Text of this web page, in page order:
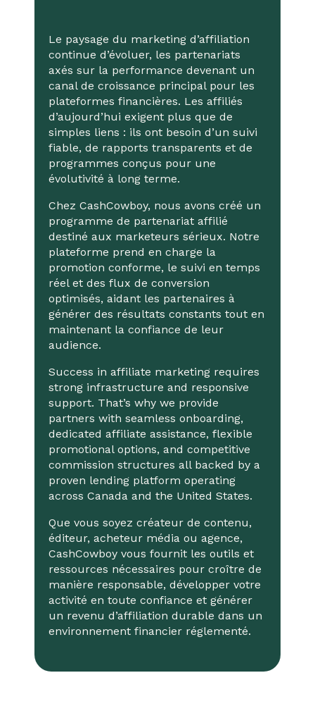
Le paysage du marketing d’affiliation
continue d’évoluer, les partenariats
axés sur la performance devenant un
canal de croissance principal pour les
plateformes financières. Les affiliés
d’aujourd’hui exigent plus que de
simples liens : ils ont besoin d’un suivi
fiable, de rapports transparents et de
programmes conçus pour une
évolutivité à long terme.
Chez CashCowboy, nous avons créé un
programme de partenariat affilié
destiné aux marketeurs sérieux. Notre
plateforme prend en charge la
promotion conforme, le suivi en temps
réel et des flux de conversion
optimisés, aidant les partenaires à
générer des résultats constants tout en
maintenant la confiance de leur
audience.
Success in affiliate marketing requires
strong infrastructure and responsive
support. That’s why we provide
partners with seamless onboarding,
dedicated affiliate assistance, flexible
promotional options, and competitive
commission structures all backed by a
proven lending platform operating
across Canada and the United States.
Que vous soyez créateur de contenu,
éditeur, acheteur média ou agence,
CashCowboy vous fournit les outils et
ressources nécessaires pour croître de
manière responsable, développer votre
activité en toute confiance et générer
un revenu d’affiliation durable dans un
environnement financier réglementé.